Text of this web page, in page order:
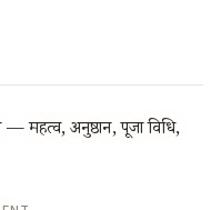
अनुष्ठान, पूजा विधि,